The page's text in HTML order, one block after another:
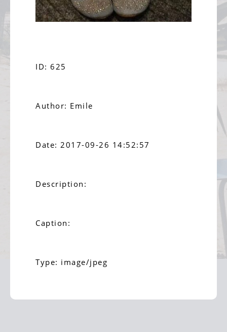
ID: 625
Author: Emile
Date: 2017-09-26 14:52:57
Description:
Caption:
Type: image/jpeg